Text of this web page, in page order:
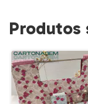
Produtos